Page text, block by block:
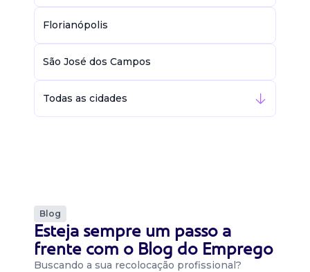
Florianópolis
São José dos Campos
Todas as cidades
Blog
Esteja sempre um passo a
frente com o Blog do Emprego
Buscando a sua recolocação profissional?